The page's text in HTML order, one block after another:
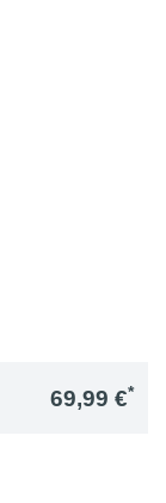
69,99 €*